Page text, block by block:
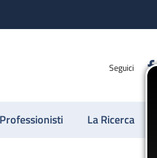
Seguici
Professionisti La Ricerca